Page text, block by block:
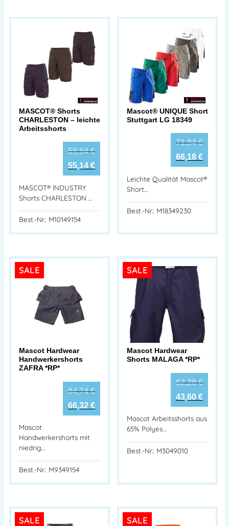
MASCOT® Shorts
CHARLESTON – leichte
Arbeitsshorts
59,94€
55,14 €
MASCOT® INDUSTRY
Shorts CHARLESTON …
Best.-Nr.: M10149154
Mascot® UNIQUE Short
Stuttgart LG 18349
71,94€
66,18 €
Leichte Qualität Mascot®
Short…
Best.-Nr.: M18349230
SALE
Mascot Hardwear
Handwerkershorts
ZAFRA *RP*
94,74€
66,32 €
Mascot
Handwerkershorts mit
niedrig…
Best.-Nr.: M9349154
SALE
Mascot Hardwear
Shorts MALAGA *RP*
62,28€
43,60 €
Mascot Arbeitsshorts aus
65% Polyes…
Best.-Nr.: M3049010
SALE SALE